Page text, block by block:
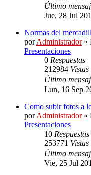
Último
Jue, 28 Jul
Normas del
porAdministrador»
Presentaciones
0 Respuestas
212984 Vistas
Último
Lun, 16 Sep
Como subir fotos a
porAdministrador»
Presentaciones
10 Respuestas
253771 Vistas
Último
Vie, 25 Jul